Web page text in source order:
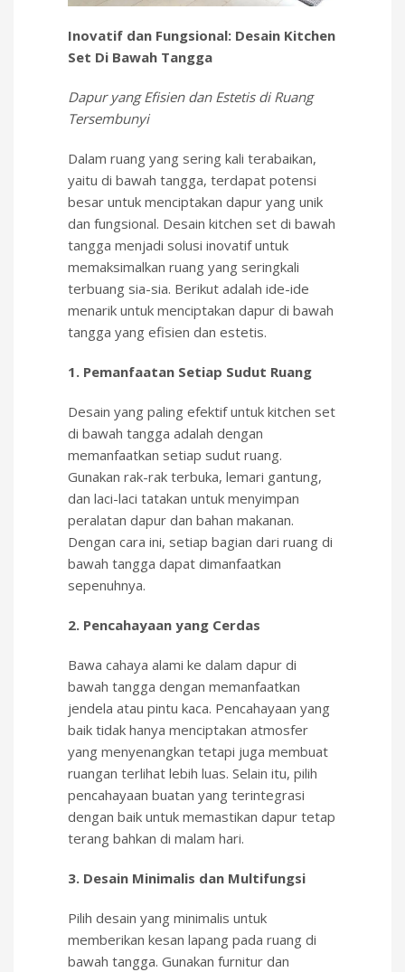
Inovatif dan Fungsional: Desain Kitchen
Set Di Bawah Tangga
Dapur yang Efisien dan Estetis di Ruang
Tersembunyi
Dalam ruang yang sering kali terabaikan,
yaitu di bawah tangga, terdapat potensi
besar untuk menciptakan dapur yang unik
dan fungsional. Desain kitchen set di bawah
tangga menjadi solusi inovatif untuk
memaksimalkan ruang yang seringkali
terbuang sia-sia. Berikut adalah ide-ide
menarik untuk menciptakan dapur di bawah
tangga yang efisien dan estetis.
1. Pemanfaatan Setiap Sudut Ruang
Desain yang paling efektif untuk kitchen set
di bawah tangga adalah dengan
memanfaatkan setiap sudut ruang.
Gunakan rak-rak terbuka, lemari gantung,
dan laci-laci tatakan untuk menyimpan
peralatan dapur dan bahan makanan.
Dengan cara ini, setiap bagian dari ruang di
bawah tangga dapat dimanfaatkan
sepenuhnya.
2. Pencahayaan yang Cerdas
Bawa cahaya alami ke dalam dapur di
bawah tangga dengan memanfaatkan
jendela atau pintu kaca. Pencahayaan yang
baik tidak hanya menciptakan atmosfer
yang menyenangkan tetapi juga membuat
ruangan terlihat lebih luas. Selain itu, pilih
pencahayaan buatan yang terintegrasi
dengan baik untuk memastikan dapur tetap
terang bahkan di malam hari.
3. Desain Minimalis dan Multifungsi
Pilih desain yang minimalis untuk
memberikan kesan lapang pada ruang di
bawah tangga. Gunakan furnitur dan